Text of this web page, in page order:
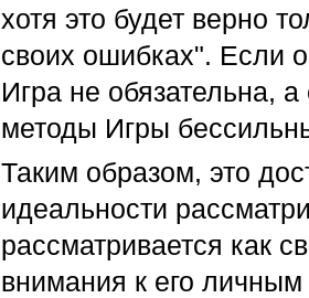
хотя это будет верно
своих ошибках". Если
Игра не обязательна,
методы Игры
Таким образом, это
идеальности
рассматривается как
внимания к его